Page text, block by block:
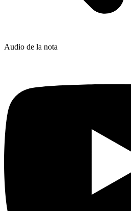
Audio de la nota